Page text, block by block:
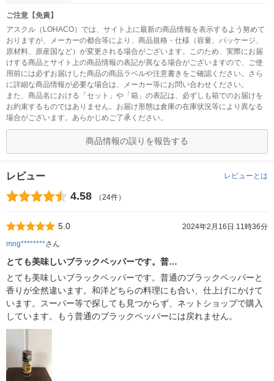
ご注意【免責】
アスクル（LOHACO）では、サイト上に最新の商品情報を表示するよう努めて
おりますが、メーカーの都合等により、商品規格・仕様（容量、パッケージ、
原材料、原産国など）が変更される場合がございます。このため、実際にお届
けする商品とサイト上の商品情報の表記が異なる場合がございますので、ご使
用前には必ずお届けした商品の商品ラベルや注意書きをご確認ください。さら
に詳細な商品情報が必要な場合は、メーカー等にお問い合わせください。
また、商品名における「セット」や「箱」の表記は、必ずしも箱でのお届けを
お約束するものではありません。お届け形態は倉庫の在庫状況等により異なる
場合がございます。あらかじめご了承ください。
商品情報の誤りを報告する
レビュー レビューとは
4.58 （24件）
5.0
2024年2月16日 11時36分
mng********さん
とても美味しいブラックペッパーです。普…
とても美味しいブラックペッパーです。普通のブラックペッパーと
香りが全然違います。和洋どちらの料理にも合い、仕上げにかけて
います。スーパー等で探しても見つからず、ネットショップで購入
しています。もう普通のブラックペッパーには戻れません。